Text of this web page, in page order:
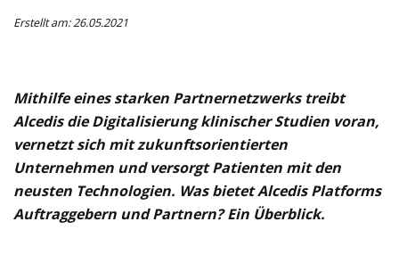
Erstellt am: 26.05.2021
Mithilfe eines starken Partnernetzwerks treibt
Alcedisdie Digitalisierung klinischer Studien voran,
vernetzt sich mit zukunftsorientierten
Unternehmen und versorgt Patienten mit den
neusten Technologien. Was bietetAlcedis Platforms
Auftraggebern und Partnern? Ein Überblick.